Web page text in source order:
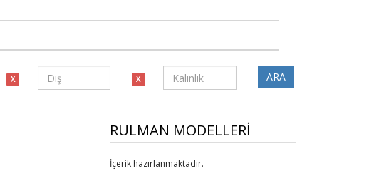
X X ARA
RULMAN MODELLERİ
İçerik hazırlanmaktadır.